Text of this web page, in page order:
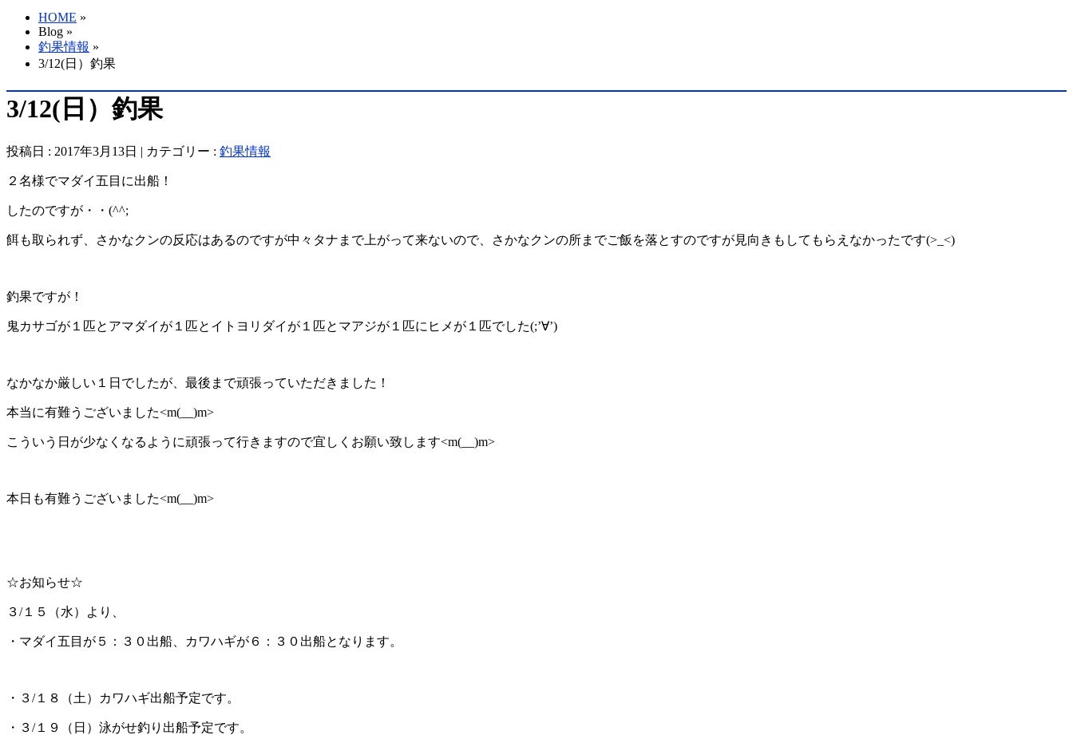
HOME »
Blog »
釣果情報 »
3/12(日）釣果
3/12(日）釣果
投稿日 : 2017年3月13日 | カテゴリー : 釣果情報
２名様でマダイ五目に出船！
したのですが・・(^^;
餌も取られず、さかなクンの反応はあるのですが中々タナまで上がって来ないので、さかなクンの所までご飯を落とすのですが見向きもしてもらえなかったです(>_<)
釣果ですが！
鬼カサゴが１匹とアマダイが１匹とイトヨリダイが１匹とマアジが１匹にヒメが１匹でした(;’∀’)
なかなか厳しい１日でしたが、最後まで頑張っていただきました！
本当に有難うございました<m(__)m>
こういう日が少なくなるように頑張って行きますので宜しくお願い致します<m(__)m>
本日も有難うございました<m(__)m>
☆お知らせ☆
３/１５（水）より、
・マダイ五目が５：３０出船、カワハギが６：３０出船となります。
・３/１８（土）カワハギ出船予定です。
・３/１９（日）泳がせ釣り出船予定です。